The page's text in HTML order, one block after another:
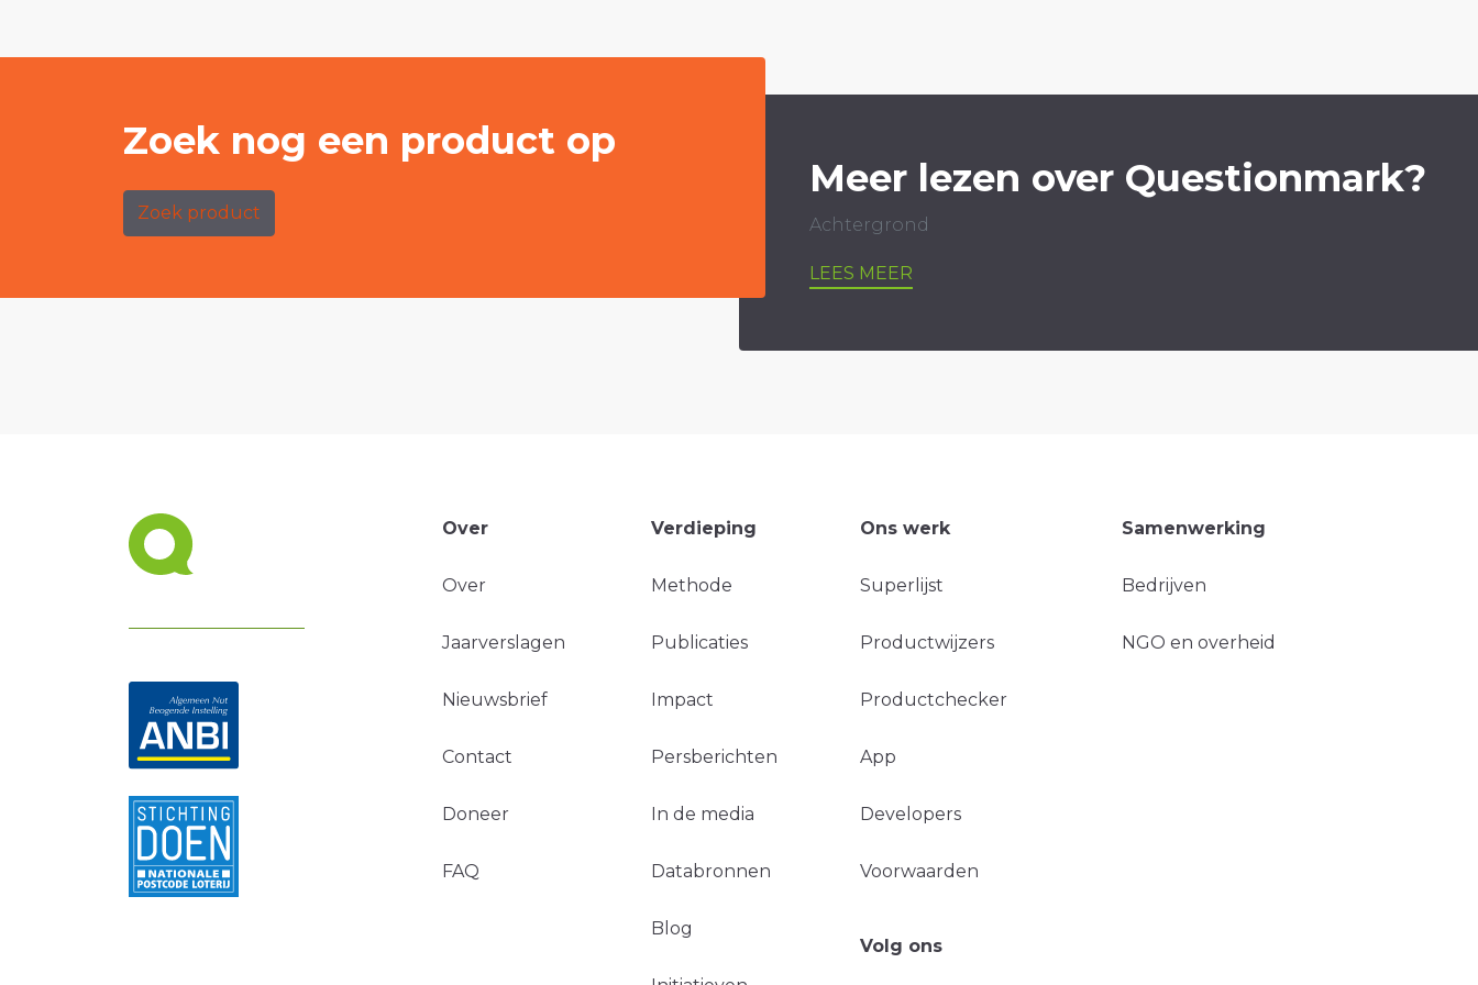
Zoek nog een product op
Zoek product
Meer lezen over Questionmark?
Achtergrond
LEES MEER
Over
Over
Jaarverslagen
Nieuwsbrief
Contact
Doneer
FAQ
Verdieping
Methode
Publicaties
Impact
Persberichten
In de media
Databronnen
Blog
Ons werk
Superlijst
Productwijzers
Productchecker
App
Developers
Voorwaarden
Samenwerking
Bedrijven
NGO en overheid
Volg ons